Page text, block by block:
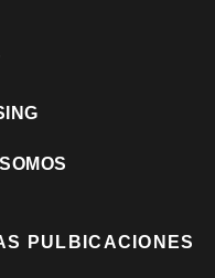
PULBICACIONES